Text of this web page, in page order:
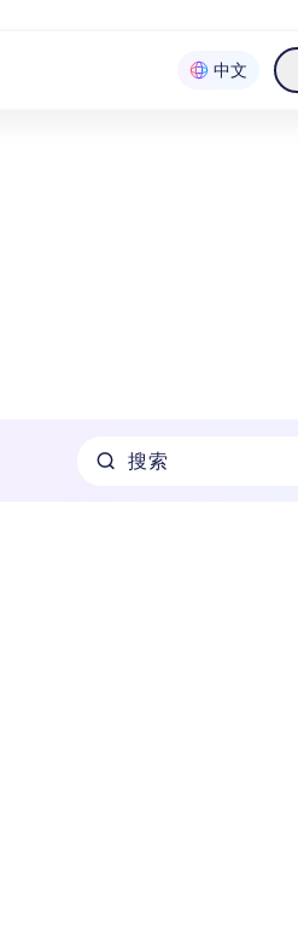
中文
搜索